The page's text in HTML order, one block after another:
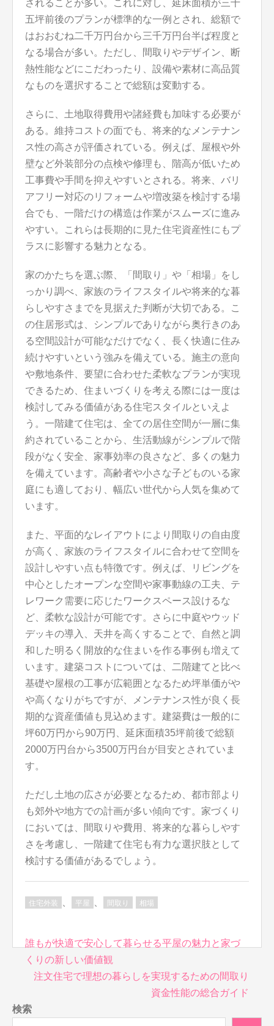
されることが多い。これに対し、延床面積が三十
五坪前後のプランが標準的な一例とされ、総額で
はおおむね二千万円台から三千万円台半ば程度と
なる場合が多い。ただし、間取りやデザイン、断
熱性能などにこだわったり、設備や素材に高品質
なものを選択することで総額は変動する。
さらに、土地取得費用や諸経費も加味する必要が
ある。維持コストの面でも、将来的なメンテナン
ス性の高さが評価されている。例えば、屋根や外
壁など外装部分の点検や修理も、階高が低いため
工事費や手間を抑えやすいとされる。将来、バリ
アフリー対応のリフォームや増改築を検討する場
合でも、一階だけの構造は作業がスムーズに進み
やすい。これらは長期的に見た住宅資産性にもプ
ラスに影響する魅力となる。
家のかたちを選ぶ際、「間取り」や「相場」をし
っかり調べ、家族のライフスタイルや将来的な暮
らしやすさまでを見据えた判断が大切である。こ
の住居形式は、シンプルでありながら奥行きのあ
る空間設計が可能なだけでなく、長く快適に住み
続けやすいという強みを備えている。施主の意向
や敷地条件、要望に合わせた柔軟なプランが実現
できるため、住まいづくりを考える際には一度は
検討してみる価値がある住宅スタイルといえよ
う。一階建て住宅は、全ての居住空間が一層に集
約されていることから、生活動線がシンプルで階
段がなく安全、家事効率の良さなど、多くの魅力
を備えています。高齢者や小さな子どものいる家
庭にも適しており、幅広い世代から人気を集めて
います。
また、平面的なレイアウトにより間取りの自由度
が高く、家族のライフスタイルに合わせて空間を
設計しやすい点も特徴です。例えば、リビングを
中心としたオープンな空間や家事動線の工夫、テ
レワーク需要に応じたワークスペース設けるな
ど、柔軟な設計が可能です。さらに中庭やウッド
デッキの導入、天井を高くすることで、自然と調
和した明るく開放的な住まいを作る事例も増えて
います。建築コストについては、二階建てと比べ
基礎や屋根の工事が広範囲となるため坪単価がや
や高くなりがちですが、メンテナンス性が良く長
期的な資産価値も見込めます。建築費は一般的に
坪60万円から90万円、延床面積35坪前後で総額
2000万円台から3500万円台が目安とされていま
す。
ただし土地の広さが必要となるため、都市部より
も郊外や地方での計画が多い傾向です。家づくり
においては、間取りや費用、将来的な暮らしやす
さを考慮し、一階建て住宅も有力な選択肢として
検討する価値があるでしょう。
住宅外装 平屋 間取り 相場
投
稿
ナ
ゲ
ー
誰もが快適で安心して暮らせる平屋の魅力と家づ
くりの新しい価値観
注文住宅で理想の暮らしを実現するための間取り
資金性能の総合ガイド
検索